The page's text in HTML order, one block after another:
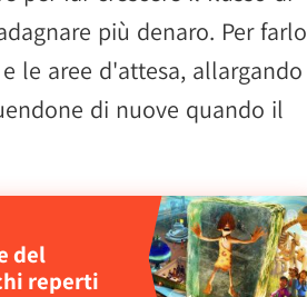
più denaro. Per farlo
le aree d'attesa, allargando
di nuove quando il
del
reperti